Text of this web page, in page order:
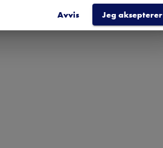
Avvis Jeg aksepterer